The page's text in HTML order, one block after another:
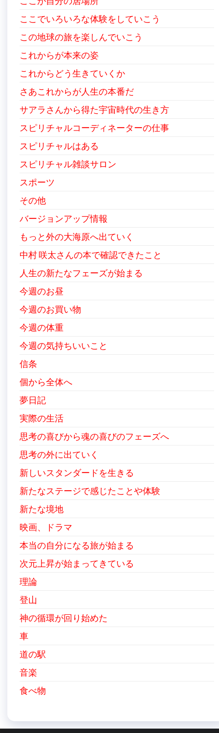
ここでいろいろな体験をしていこう
この地球の旅を楽しんでいこう
これからが本来の姿
これからどう生きていくか
さあこれからが人生の本番だ
サアラさんから得た宇宙時代の生き方
スピリチャルコーディネーターの仕事
スピリチャルはある
スピリチャル雑談サロン
スポーツ
その他
バージョンアップ情報
もっと外の大海原へ出ていく
中村 咲太さんの本で確認できたこと
人生の新たなフェーズが始まる
今週のお昼
今週のお買い物
今週の体重
今週の気持ちいいこと
信条
個から全体へ
夢日記
実際の生活
思考の喜びから魂の喜びのフェーズへ
思考の外に出ていく
新しいスタンダードを生きる
新たなステージで感じたことや体験
新たな境地
映画、ドラマ
本当の自分になる旅が始まる
次元上昇が始まってきている
理論
登山
神の循環が回り始めた
車
道の駅
音楽
食べ物